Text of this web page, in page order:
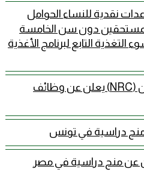
نقدية للنساء الحوامل
دون سن الخامسة
التابع لبرنامج الأغذية
المجلس النرويجي للاجئين (NRC) يعلن عن وظائف
منح دراسية في تونس
عن منح دراسية في مصر